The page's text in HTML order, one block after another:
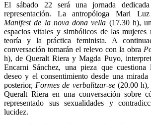
El sábado 22 será una jornada
representación. La antropóloga Mari Luz
Manifest de la nova dona vella (17.30 h),
espacios vitales y simbólicos de las mujeres
teoría y la práctica feminista. A
conversación tomarán el relevo con la obra
h), de Queralt Riera y Magda Puyo,
Encarni Sánchez, una pieza que cuestiona
deseo y el consentimiento desde una
posterior, Formes de verbalitzar-se(20.00 h),
Queralt Riera en una conversación sobre
representado sus sexualidades y
lucidez.